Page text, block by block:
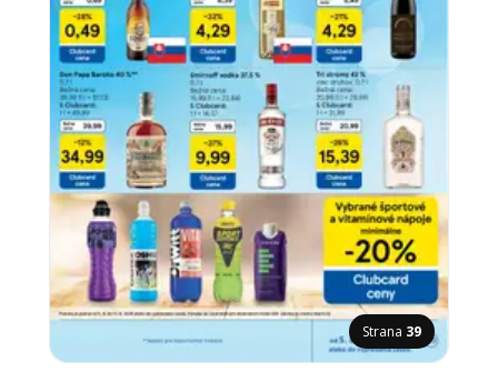
Strana 39